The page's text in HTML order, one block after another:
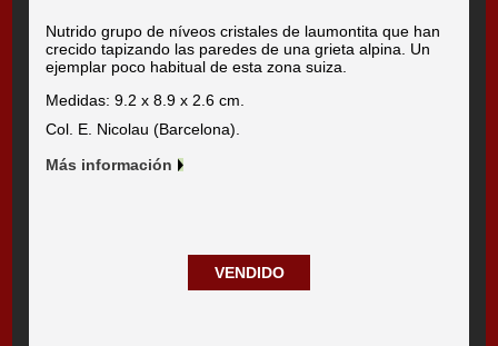
Nutrido grupo de níveos cristales de laumontita que han
crecido tapizando las paredes de una grieta alpina. Un
ejemplar poco habitual de esta zona suiza.
Medidas: 9.2 x 8.9 x 2.6 cm.
Col. E. Nicolau (Barcelona).
Más información
VENDIDO